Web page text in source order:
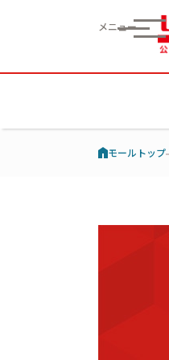
メニュー
モールトップ